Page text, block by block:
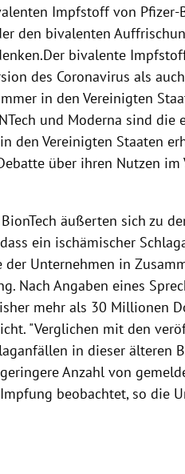
Impfstoff von Pfizer-
den bivalenten
bivalente
des Coronavirus als
in den Vereinigten
und Moderna sind die
den Vereinigten Staaten
über ihren Nutzen im
äußerten sich zu
ein ischämischer
Unternehmen in
Nach Angaben eines
mehr als 30 Millionen
"Verglichen mit den
in dieser älteren
Anzahl von
beobachtet, so die